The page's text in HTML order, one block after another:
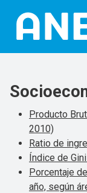
Producto
2010)
Ratio de
Índice de
Porcentaje
año, según